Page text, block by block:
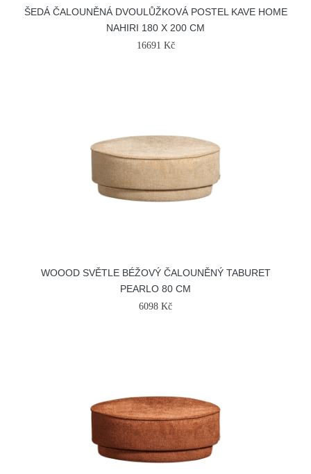
ŠEDÁ ČALOUNĚNÁ DVOULŮŽKOVÁ POSTEL KAVE HOME
NAHIRI 180 X 200 CM
16691 Kč
WOOOD SVĚTLE BÉŽOVÝ ČALOUNĚNÝ TABURET
PEARLO 80 CM
6098 Kč